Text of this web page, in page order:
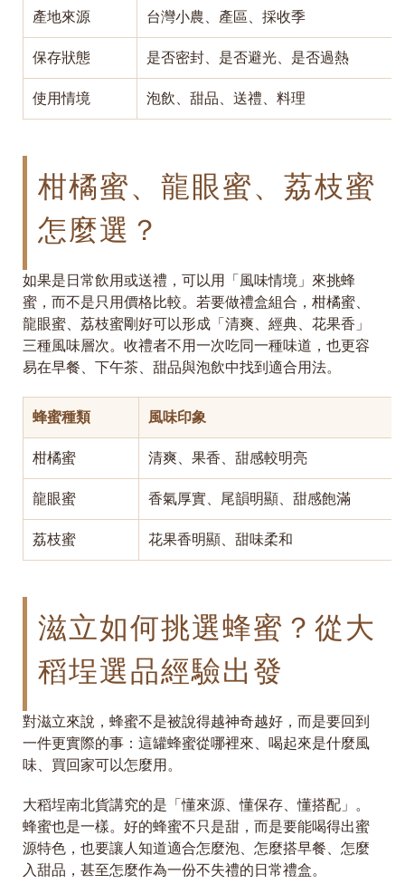
產地來源 台灣小農、產區、採收季
保存狀態 是否密封、是否避光、是否過熱
使用情境 泡飲、甜品、送禮、料理
柑橘蜜、龍眼蜜、荔枝蜜
怎麼選？
如果是日常飲用或送禮，可以用「風味情境」來挑蜂
蜜，而不是只用價格比較。若要做禮盒組合，柑橘蜜、
龍眼蜜、荔枝蜜剛好可以形成「清爽、經典、花果香」
三種風味層次。收禮者不用一次吃同一種味道，也更容
易在早餐、下午茶、甜品與泡飲中找到適合用法。
蜂蜜種類 風味印象
柑橘蜜 清爽、果香、甜感較明亮
龍眼蜜 香氣厚實、尾韻明顯、甜感飽滿
荔枝蜜 花果香明顯、甜味柔和
滋立如何挑選蜂蜜？從大
稻埕選品經驗出發
對滋立來說，蜂蜜不是被說得越神奇越好，而是要回到
一件更實際的事：這罐蜂蜜從哪裡來、喝起來是什麼風
味、買回家可以怎麼用。
大稻埕南北貨講究的是「懂來源、懂保存、懂搭配」。
蜂蜜也是一樣。好的蜂蜜不只是甜，而是要能喝得出蜜
源特色，也要讓人知道適合怎麼泡、怎麼搭早餐、怎麼
入甜品，甚至怎麼作為一份不失禮的日常禮盒。